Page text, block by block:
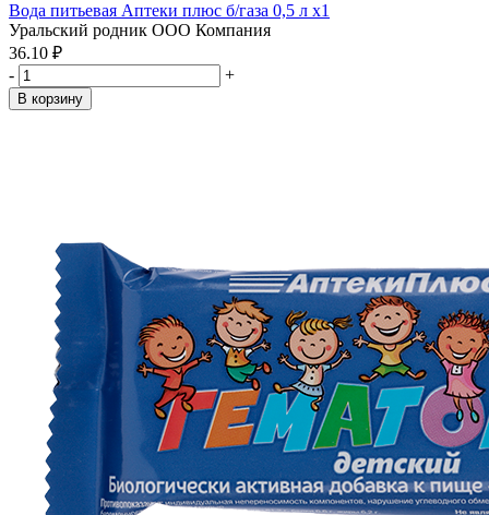
Вода питьевая Аптеки плюс б/газа 0,5 л x1
Уральский родник ООО Компания
36.10 ₽
-
+
В корзину